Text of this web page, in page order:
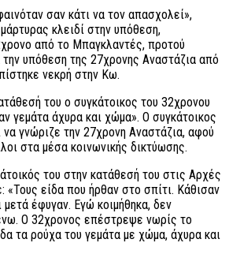
σαν κάτι να τον απασχολεί»,
κλειδί στην υπόθεση,
από το Μπαγκλαντές, προτού
την υπόθεση της 27χρονης Αναστάζια από
νεκρή στην Κω.
του ο συγκάτοικος του 32χρονου
γεμάτα άχυρα και χώμα». Ο συγκάτοικος
γνώριζε την 27χρονη Αναστάζια, αφού
στα μέσα κοινωνικής δικτύωσης.
του στην κατάθεσή του στις Αρχές
«Τους είδα που ήρθαν στο σπίτι. Κάθισαν
έφυγαν. Εγώ κοιμήθηκα, δεν
Ο 32χρονος επέστρεψε νωρίς το
τα ρούχα του γεμάτα με χώμα, άχυρα και